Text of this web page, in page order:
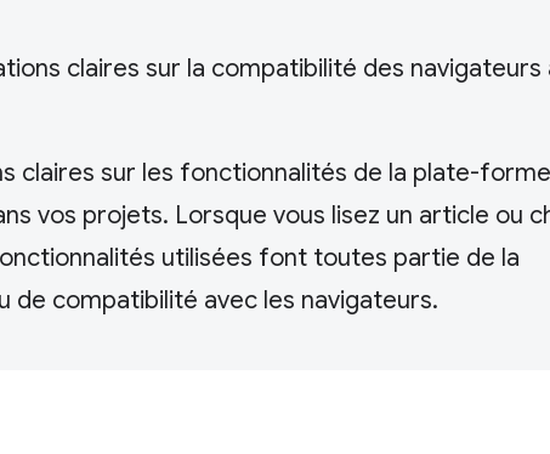
claires sur la compatibilité des navigateurs
claires sur les fonctionnalités de la plate-
vos projets. Lorsque vous lisez un article ou
utilisées font toutes partie de la
de compatibilité avec les navigateurs.